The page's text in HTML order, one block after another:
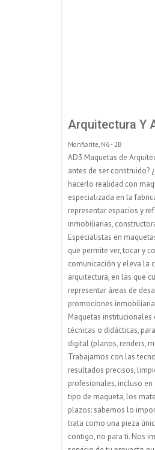
Arquitectura Y
Monflorite, N6 - 2B
AD3 Maquetas de
antes de ser construido?
hacerlo realidad con
especializada en la
representar espacios y
inmobiliarias,
Especialistas en
que permite ver, tocar y
comunicación y eleva la
arquitectura, en las que
representar áreas de
promociones
Maquetas institucionales
técnicas o didácticas,
digital (planos, renders,
Trabajamos con las
resultados precisos,
profesionales, incluso
tipo de maqueta, los
plazos: sabemos lo
trata como una pieza
contigo, no para ti. Nos